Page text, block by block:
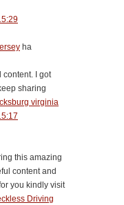
ha
content. I got
sharing
virginia
this amazing
content and
you kindly visit
Driving